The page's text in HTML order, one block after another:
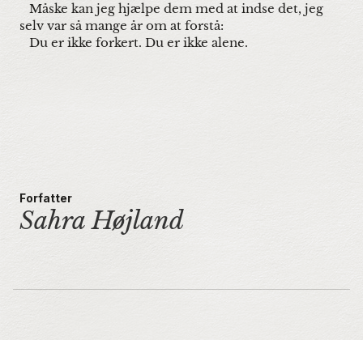
Måske kan jeg hjælpe dem med at indse det, jeg
selv var så mange år om at forstå:
Du er ikke forkert. Du er ikke alene.
Forfatter
Sahra Højland